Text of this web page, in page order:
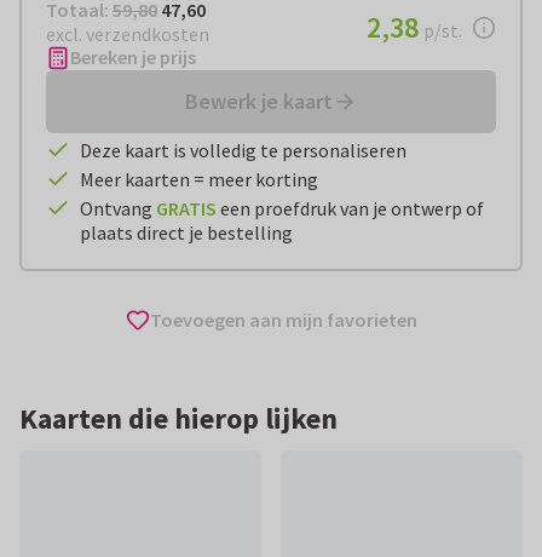
Totaal: € 47,60
Totaal: 59,80 47,60
excl. verzendkosten
€ 2,38per stuk
2,38 p/st.
Bereken je prijs
Bewerk je kaart
Deze kaart is volledig te personaliseren
Meer kaarten = meer korting
Ontvang GRATIS een proefdruk van je ontwerp of
plaats direct je bestelling
Toevoegen aan mijn favorieten
Kaarten die hierop lijken